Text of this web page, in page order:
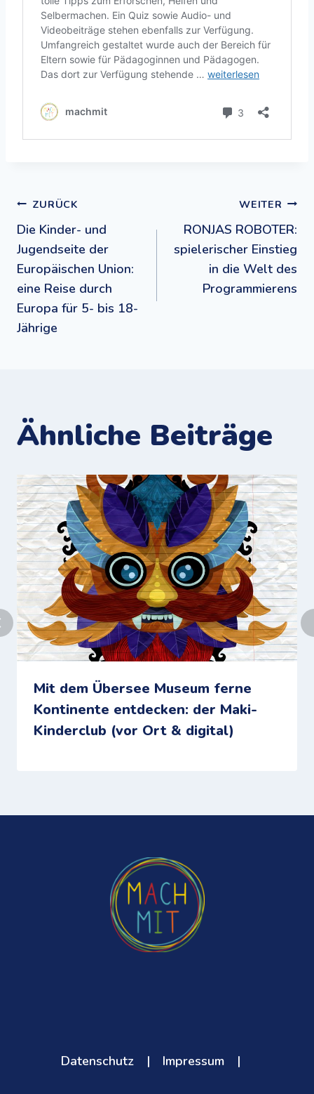
Beitragsnavigation
ZURÜCK
Die Kinder- und
Jugendseite der
Europäischen Union:
eine Reise durch
Europa für 5- bis 18-
Jährige
WEITER
RONJAS ROBOTER:
spielerischer Einstieg
in die Welt des
Programmierens
Ähnliche Beiträge
Mit dem Übersee Museum ferne
Kontinente entdecken: der Maki-
Kinderclub (vor Ort & digital)
Datenschutz | Impressum |